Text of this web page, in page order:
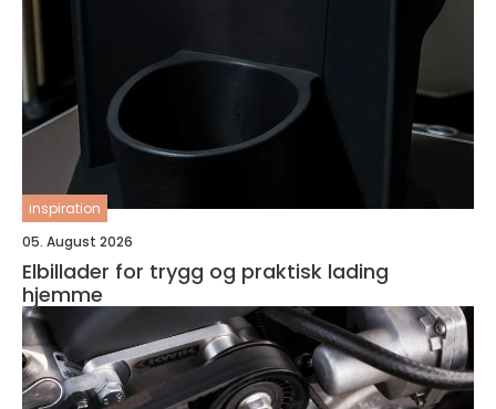
inspiration
05. August 2026
Elbillader for trygg og praktisk lading
hjemme